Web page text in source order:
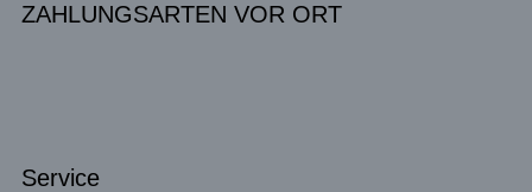
ZAHLUNGSARTEN VOR ORT
Service